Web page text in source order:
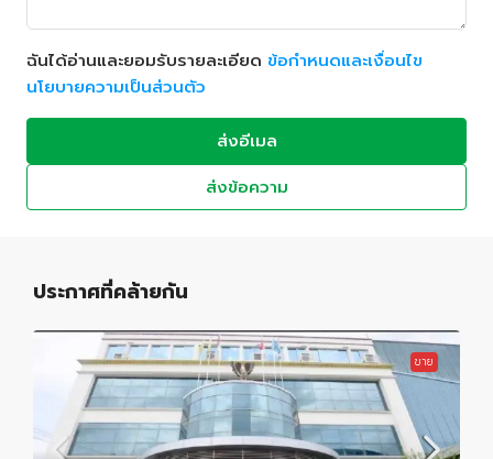
ฉันได้อ่านและยอมรับรายละเอียด ข้อกำหนดและเงื่อนไข
นโยบายความเป็นส่วนตัว
ส่งอีเมล
ส่งข้อความ
ประกาศที่คล้ายกัน
ขาย